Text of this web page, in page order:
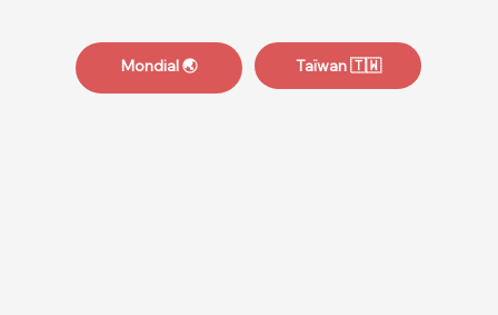
Mondial 🌏 Taïwan 🇹🇼